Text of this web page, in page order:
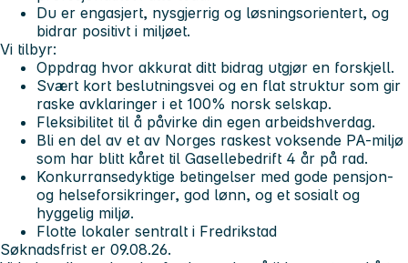
Du er engasjert, nysgjerrig og løsningsorientert, og
bidrar positivt i miljøet.
Vi tilbyr:
Oppdrag hvor akkurat ditt bidrag utgjør en forskjell.
Svært kort beslutningsvei og en flat struktur som gir
raske avklaringer i et 100% norsk selskap.
Fleksibilitet til å påvirke din egen arbeidshverdag.
Bli en del av et av Norges raskest voksende PA-miljø
som har blitt kåret til Gasellebedrift 4 år på rad.
Konkurransedyktige betingelser med gode pensjon-
og helseforsikringer, god lønn, og et sosialt og
hyggelig miljø.
Flotte lokaler sentralt i Fredrikstad
Søknadsfrist er 09.08.26.